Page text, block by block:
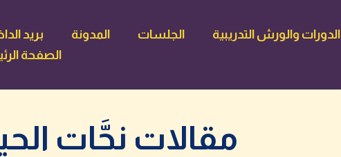
بريد المدونة الجلسات الدورات والورش التدريبية
الصفحة
مقالات نحَّات